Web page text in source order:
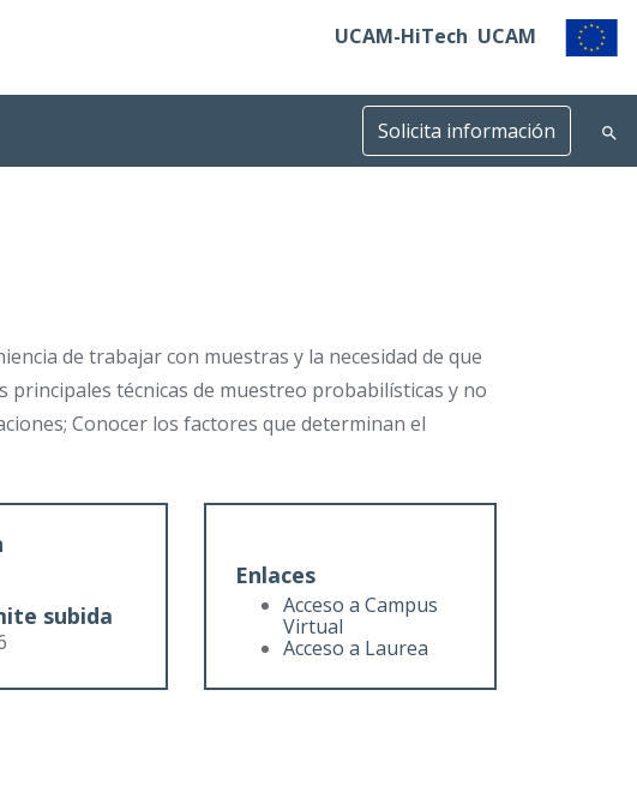
UCAM-HiTech UCAM
Solicita información
de trabajar con muestras y la necesidad de que
técnicas de muestreo probabilísticas y no
Conocer los factores que determinan el
subida
Enlaces
Acceso a Campus
Virtual
Acceso a Laurea